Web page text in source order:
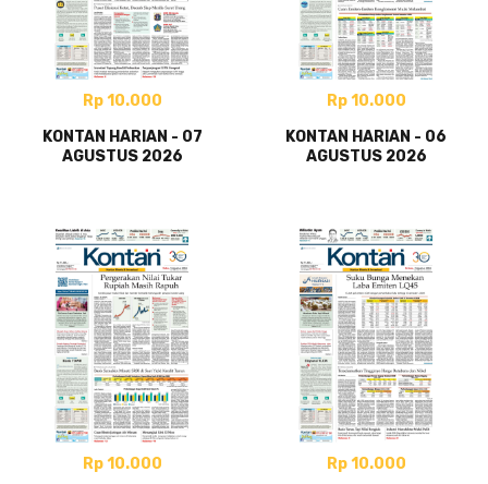
Rp 10.000
KONTAN HARIAN - 07
AGUSTUS 2026
Rp 10.000
KONTAN HARIAN - 06
AGUSTUS 2026
Rp 10.000
Rp 10.000